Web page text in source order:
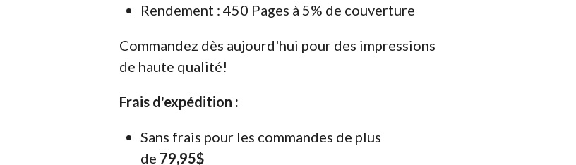
Rendement : 450 Pages à 5% de couverture
Commandez dès aujourd'hui pour des impressions
de haute qualité!
Frais d'expédition :
Sans frais pour les commandes de plus
de 79,95$